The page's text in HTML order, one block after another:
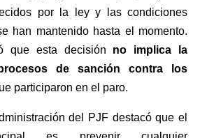
por la ley y las condiciones
han mantenido hasta el momento.
que esta decisión no implica la
de sanción contra los
participaron en el paro.
del PJF destacó que el